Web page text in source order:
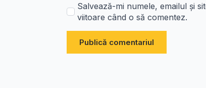
Salvează-mi numele, emailul și
viitoare când o să comentez.